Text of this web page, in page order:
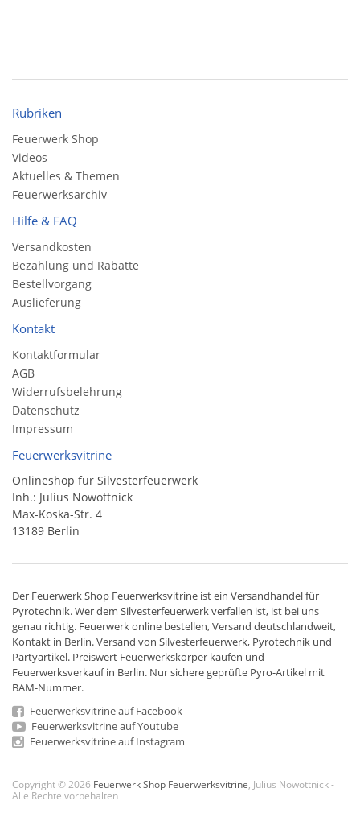
Rubriken
Feuerwerk Shop
Videos
Aktuelles & Themen
Feuerwerksarchiv
Hilfe & FAQ
Versandkosten
Bezahlung und Rabatte
Bestellvorgang
Auslieferung
Kontakt
Kontaktformular
AGB
Widerrufsbelehrung
Datenschutz
Impressum
Feuerwerksvitrine
Onlineshop für Silvesterfeuerwerk
Inh.: Julius Nowottnick
Max-Koska-Str. 4
13189 Berlin
Der Feuerwerk Shop Feuerwerksvitrine ist ein Versandhandelfür
Pyrotechnik. Wer dem Silvesterfeuerwerk verfallen ist, ist bei uns
genau richtig. Feuerwerk online bestellen,Versand deutschlandweit,
Kontakt in Berlin. Versand von Silvesterfeuerwerk, Pyrotechnik und
Partyartikel. Preiswert Feuerwerkskörper kaufen und
Feuerwerksverkauf in Berlin. Nur sichere geprüfte Pyro-Artikel mit
BAM-Nummer.
Feuerwerksvitrine auf Facebook
Feuerwerksvitrine auf Youtube
Feuerwerksvitrine auf Instagram
Copyright © 2026 Feuerwerk Shop Feuerwerksvitrine , Julius Nowottnick -
Alle Rechte vorbehalten